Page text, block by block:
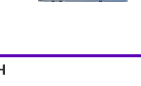
Converter